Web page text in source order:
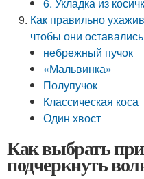
Как правильно
чтобы они
небрежный пучок
«Мальвинка»
Полупучок
Классическая коса
Один хвост
Как выбрать
подчеркнуть